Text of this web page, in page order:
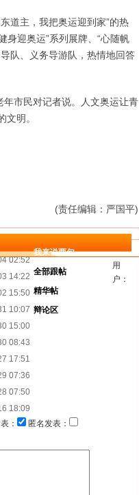
道主，我把奥运迎到家”的热
身迎奥运”系列展牌、“心随帆
队、义务导游队，热情地回答
市民对记者说。人文奥运让青
明。
(责任编辑：严国平)
02:52
14:22
15:50
10:07
15:00
08:43
17:51
07:36
07:50
18:09
我来说两句
全部跟帖
精华帖
辩论区
用
户：
：
匿名发表：